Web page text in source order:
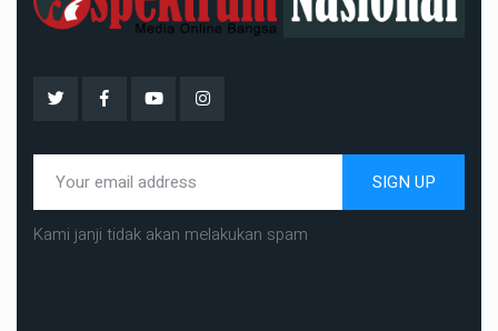
SIGN UP
Kami janji tidak akan melakukan spam